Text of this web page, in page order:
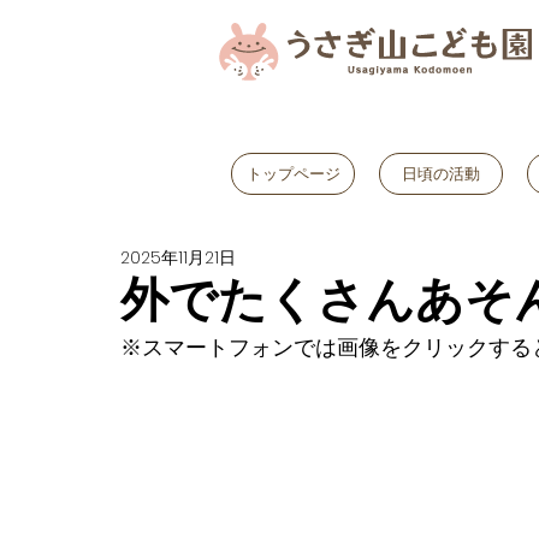
トップページ 日頃の活動
外でたくさんあそ
2025年11月21日
※スマートフォンでは画像をクリックす